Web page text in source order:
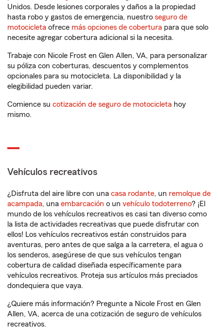
Unidos. Desde lesiones corporales y daños a la propiedad
hasta robo y gastos de emergencia, nuestro seguro de
motocicleta ofrece más opciones de cobertura para que solo
necesite agregar cobertura adicional si la necesita.
Trabaje con Nicole Frost en Glen Allen, VA, para personalizar
su póliza con coberturas, descuentos y complementos
opcionales para su motocicleta. La disponibilidad y la
elegibilidad pueden variar.
Comience su cotización de seguro de motocicleta hoy
mismo.
Vehículos recreativos
¿Disfruta del aire libre con una casa rodante, un remolque de
acampada, una embarcación o un vehículo todoterreno? ¡El
mundo de los vehículos recreativos es casi tan diverso como
la lista de actividades recreativas que puede disfrutar con
ellos! Los vehículos recreativos están construidos para
aventuras, pero antes de que salga a la carretera, el agua o
los senderos, asegúrese de que sus vehículos tengan
cobertura de calidad diseñada específicamente para
vehículos recreativos. Proteja sus artículos más preciados
dondequiera que vaya.
¿Quiere más información? Pregunte a Nicole Frost en Glen
Allen, VA, acerca de una cotización de seguro de vehículos
recreativos.